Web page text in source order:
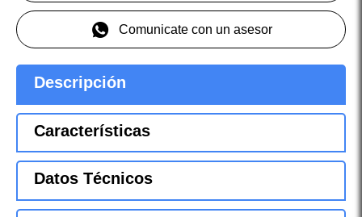
Comunicate con un asesor
Descripción
Características
Datos Técnicos